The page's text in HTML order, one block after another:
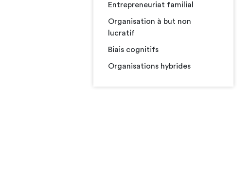
Entrepreneuriat familial
Organisation à but non
lucratif
Biais cognitifs
Organisations hybrides